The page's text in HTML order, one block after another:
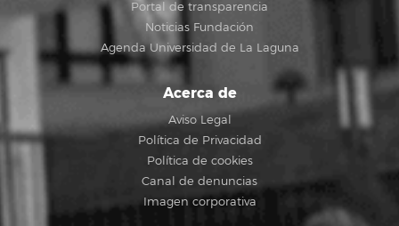
Portal de transparencia
Noticias Fundación
Agenda Universidad de La Laguna
Acerca de
Aviso Legal
Política de Privacidad
Política de cookies
Canal de denuncias
Imagen corporativa